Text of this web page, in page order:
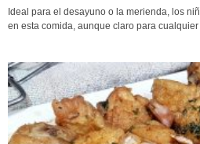
Ideal para el desayuno o la merienda, los
en esta comida, aunque claro para